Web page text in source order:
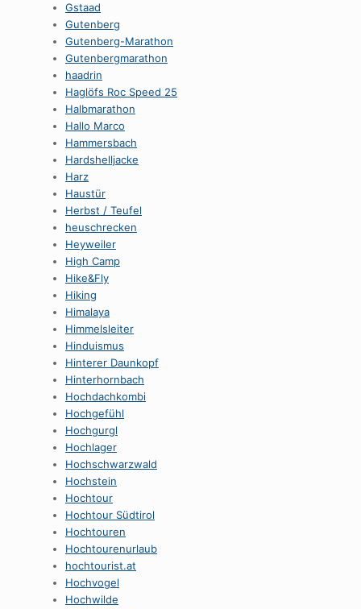
Gstaad
Gutenberg
Gutenberg-Marathon
Gutenbergmarathon
haadrin
Haglöfs Roc Speed 25
Halbmarathon
Hallo Marco
Hammersbach
Hardshelljacke
Harz
Haustür
Herbst / Teufel
heuschrecken
Heyweiler
High Camp
Hike&Fly
Hiking
Himalaya
Himmelsleiter
Hinduismus
Hinterer Daunkopf
Hinterhornbach
Hochdachkombi
Hochgefühl
Hochgurgl
Hochlager
Hochschwarzwald
Hochstein
Hochtour
Hochtour Südtirol
Hochtouren
Hochtourenurlaub
hochtourist.at
Hochvogel
Hochwilde